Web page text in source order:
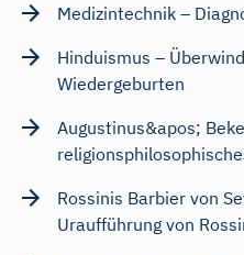
Medizintechnik –
Hinduismus –
Wiedergeburten
Augustinus&apos;
Rossinis Barbier von
Uraufführung von